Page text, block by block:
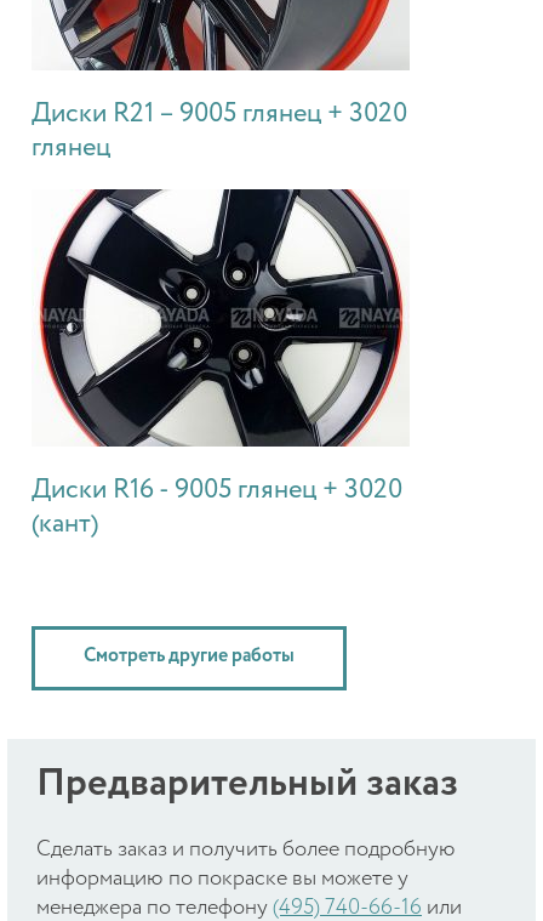
Диски R21 – 9005 глянец + 3020
глянец
Диски R16 - 9005 глянец + 3020
(кант)
Смотреть другие работы
Предварительный заказ
Cделать заказ и получить более подробную
информацию по покраске вы можете у
менеджера по телефону (495) 740-66-16 или